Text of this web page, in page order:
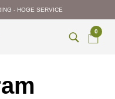
- HOGE SERVICE
0